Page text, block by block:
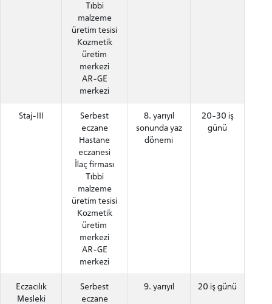
Tıbbi
malzeme
üretim tesisi
Kozmetik
üretim
merkezi
AR-GE
merkezi
Staj-III
Serbest
eczane
Hastane
eczanesi
İlaç firması
Tıbbi
malzeme
üretim tesisi
Kozmetik
üretim
merkezi
AR-GE
merkezi
8. yarıyıl
sonunda yaz
dönemi
20-30 iş
günü
Eczacılık
Mesleki
Serbest
eczane
9. yarıyıl 20 iş günü